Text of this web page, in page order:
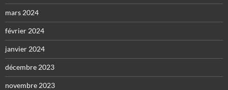
mars 2024
février 2024
janvier 2024
décembre 2023
novembre 2023